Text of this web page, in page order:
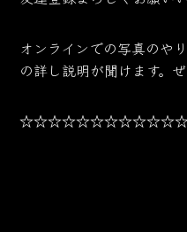
オンラインでの写真のや
の詳し説明が聞けます。